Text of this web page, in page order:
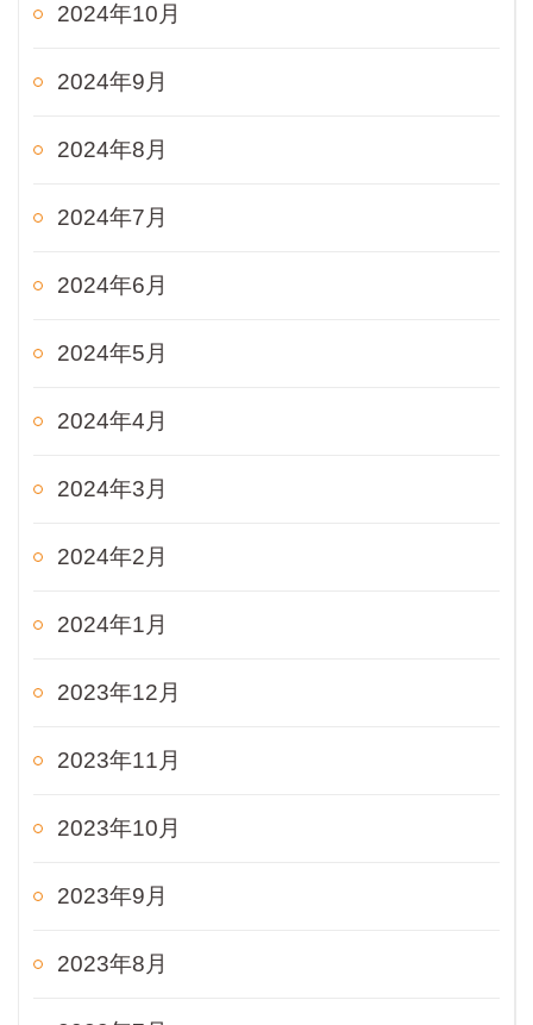
2024年10月
2024年9月
2024年8月
2024年7月
2024年6月
2024年5月
2024年4月
2024年3月
2024年2月
2024年1月
2023年12月
2023年11月
2023年10月
2023年9月
2023年8月